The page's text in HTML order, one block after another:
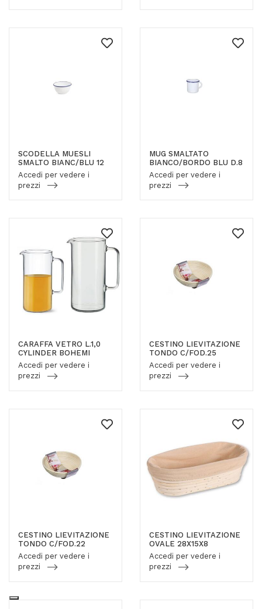
SCODELLA MUESLI
SMALTO BIANC/BLU 12
Accedi per vedere i
prezzi
MUG SMALTATO
BIANCO/BORDO BLU D.8
Accedi per vedere i
prezzi
CARAFFA VETRO L.1,0
CYLINDER BOHEMI
Accedi per vedere i
prezzi
CESTINO LIEVITAZIONE
TONDO C/FOD.25
Accedi per vedere i
prezzi
CESTINO LIEVITAZIONE
TONDO C/FOD.22
Accedi per vedere i
prezzi
CESTINO LIEVITAZIONE
OVALE 28X15X8
Accedi per vedere i
prezzi